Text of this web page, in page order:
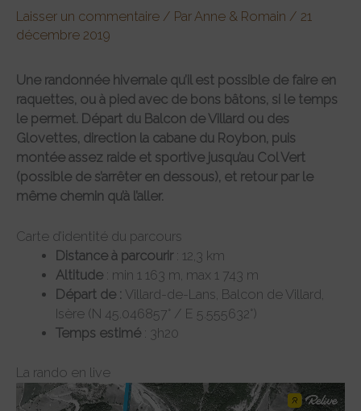
Laisser un commentaire / ParAnne & Romain / 21
décembre 2019
Une randonnée hivernale qu’il est possible de faire en
raquettes, ou à pied avec de bons bâtons, si le temps
le permet. Départ du Balcon de Villard ou des
Glovettes, direction la cabane du Roybon, puis
montée assez raide et sportive jusqu’au Col Vert
(possible de s’arrêter en dessous), et retour par le
même chemin qu’à l’aller.
Carte d’identité du parcours
Distance à parcourir: 12,3 km
Altitude : min 1 163 m, max 1 743 m
Départ de : Villard-de-Lans, Balcon de Villard,
Isère (N 45.046857° / E 5.555632°)
Temps estimé : 3h20
La rando en live